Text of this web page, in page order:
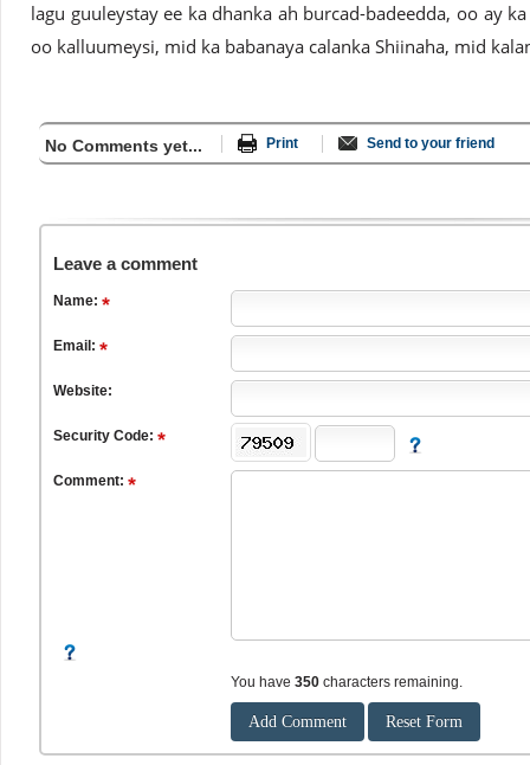
lagu guuleystay ee ka dhanka ah burcad-badeedda, oo ay
oo kalluumeysi, mid ka babanaya calanka Shiinaha, mid
No Comments yet... Print Send to your friend
Leave a comment
Name:
Email:
Website:
Security Code:
Comment:
You have 350 characters remaining.